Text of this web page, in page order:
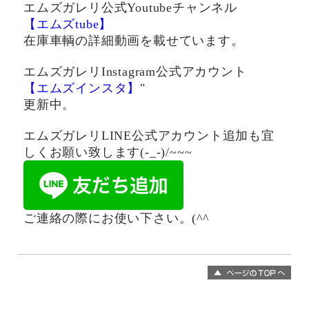
エムズガレリ公式Youtubeチャンネル
【エムズtube】
在庫車輌の詳細動画を載せています。
エムズガレリInstagram公式アカウント
【エムズインスタ】 "
更新中。
エムズガレリLINE公式アカウント追加も宜
しくお願い致します(-_-)/~~~
ご連絡の際にお使い下さい。(^^ゞ